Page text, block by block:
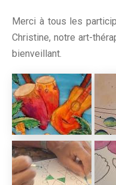
Merci à tous les
Christine, notre art-
bienveillant.